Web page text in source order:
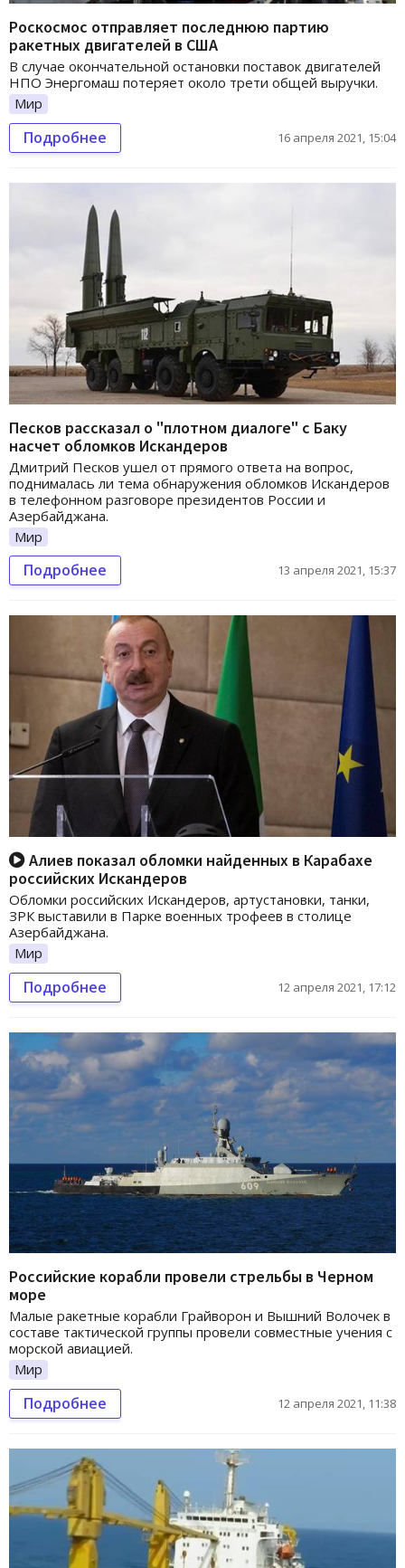
Роскосмос отправляет последнюю партию
ракетных двигателей в США
В случае окончательной остановки поставок двигателей
НПО Энергомаш потеряет около трети общей выручки.
Мир
Подробнее 16 апреля 2021, 15:04
Песков рассказал о "плотном диалоге" с Баку
насчет обломков Искандеров
Дмитрий Песков ушел от прямого ответа на вопрос,
поднималась ли тема обнаружения обломков Искандеров
в телефонном разговоре президентов России и
Азербайджана.
Мир
Подробнее 13 апреля 2021, 15:37
Алиев показал обломки найденных в Карабахе
российских Искандеров
Обломки российских Искандеров, артустановки, танки,
ЗРК выставили в Парке военных трофеев в столице
Азербайджана.
Мир
Подробнее 12 апреля 2021, 17:12
Российские корабли провели стрельбы в Черном
море
Малые ракетные корабли Грайворон и Вышний Волочек в
составе тактической группы провели совместные учения с
морской авиацией.
Мир
Подробнее 12 апреля 2021, 11:38